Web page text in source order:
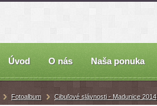
Úvod O nás Naša ponuka
Fotoalbum Cibuľové slávnosti - Madunice 2014